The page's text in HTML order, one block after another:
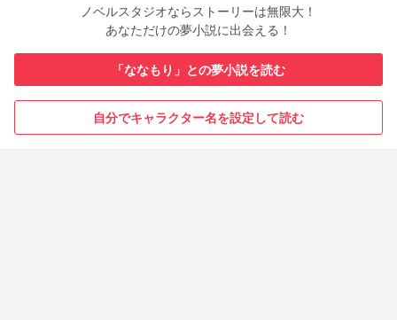
ノベルスタジオならストーリーは無限大！
あなただけの夢小説に出会える！
「ななもり」との夢小説を読む
自分でキャラクター名を設定して読む